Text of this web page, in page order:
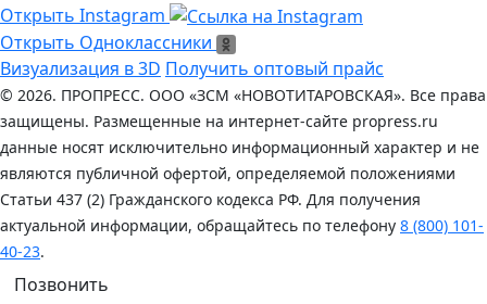
Ссылка на Instagram
Открыть Instagram
Открыть Одноклассники
Открыть Одноклассники
Визуализация в 3D Получить оптовый прайс
© 2026. ПРОПРЕСС. ООО «ЗСМ «НОВОТИТАРОВСКАЯ». Все права
защищены. Размещенные на интернет-сайте propress.ru
данные носят исключительно информационный характер и не
являются публичной офертой, определяемой положениями
Статьи 437 (2) Гражданского кодекса РФ. Для получения
актуальной информации, обращайтесь по телефону 8 (800) 101-
40-23.
Позвонить